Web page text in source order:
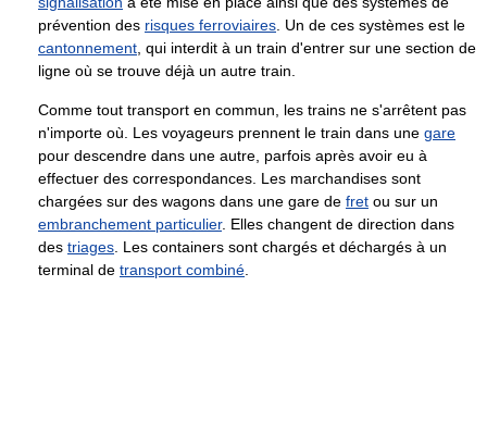
prévention des risques ferroviaires . Un de ces systèmes est le
cantonnement , qui interdit à un train d'entrer sur une section de
ligne où se trouve déjà un autre train.
Comme tout transport en commun, les trains ne s'arrêtent pas
n'importe où. Les voyageurs prennent le train dans une gare
pour descendre dans une autre, parfois après avoir eu à
effectuer des correspondances. Les marchandises sont
chargées sur des wagons dans une gare de fret ou sur un
embranchement particulier. Elles changent de direction dans
des triages . Les containers sont chargés et déchargés à un
terminal de transport combiné